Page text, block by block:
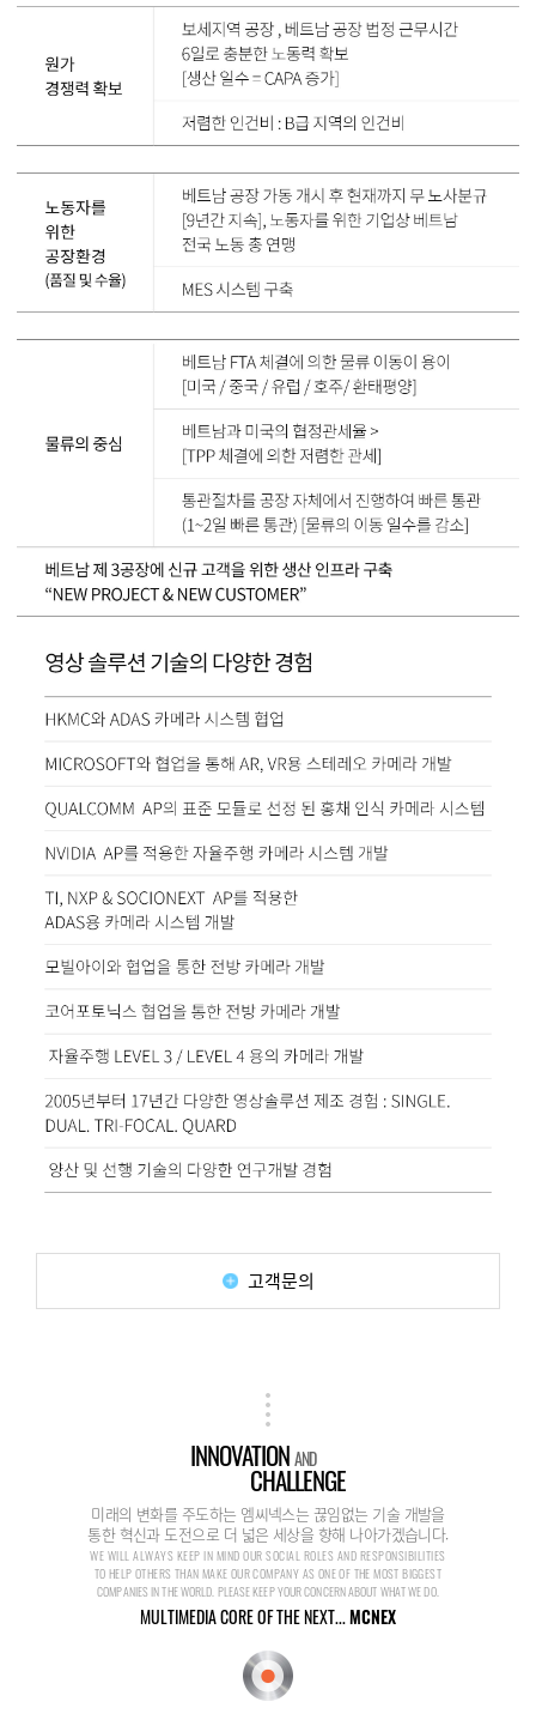
고객문의
INNOVATIONAND
CHALLENGE
미래의 변화를 주도하는 엠씨넥스는 끊임없는 기술 개발을
통한 혁신과 도전으로 더 넓은 세상을 향해 나아가겠습니다.
WE WILL ALWAYS KEEP IN MIND OUR SOCIAL ROLES AND RESPONSIBILITIES
TO HELP OTHERS THAN MAKE OUR COMPANY AS ONE OF THE MOST BIGGEST
COMPANIES IN THE WORLD. PLEASE KEEP YOUR CONCERN ABOUT WHAT WE DO.
MULTIMEDIA CORE OF THE NEXT...MCNEX